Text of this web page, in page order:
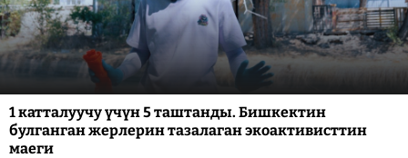
1 катталуучу үчүн 5 таштанды. Бишкектин
булганган жерлерин тазалаган экоактивисттин
маеги